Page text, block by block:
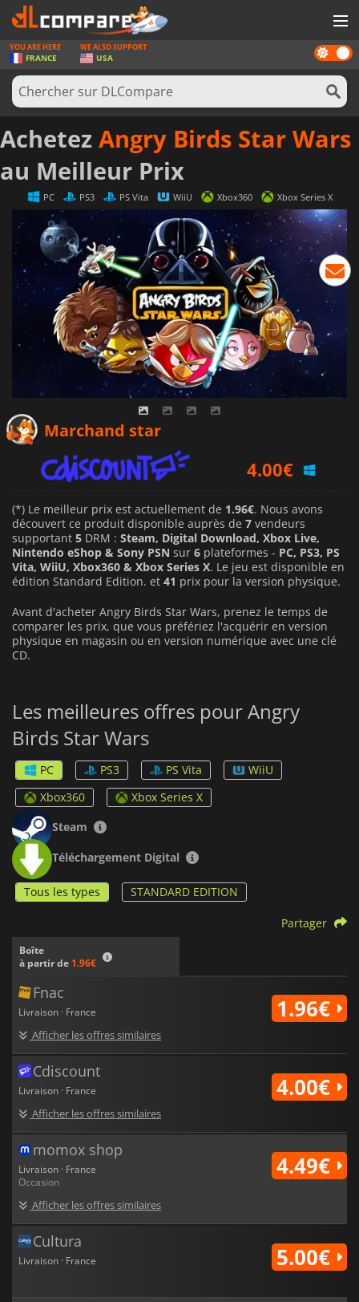
JEUX
CARTES PRÉPAYÉES
LOGICIELS
CONCOURS
MATÉRIEL
SE CONNECTER OU S'INSCRIRE
Dark
mode
YOU ARE HERE
FRANCE
WE ALSO SUPPORT
USA
Achetez Angry Birds Star Wars
au Meilleur Prix
PC PS3 PS Vita WiiU Xbox360 Xbox Series X
Marchand star
4.00€
4.49€
(*) Le meilleur prix est actuellement de 1.96€. Nous avons
découvert ce produit disponible auprès de 7 vendeurs
supportant 5 DRM : Steam, Digital Download, Xbox Live,
Nintendo eShop & Sony PSN sur 6 plateformes - PC, PS3, PS
Vita, WiiU, Xbox360 & Xbox Series X. Le jeu est disponible en
édition Standard Edition. et 41 prix pour la version physique.
Avant d'acheter Angry Birds Star Wars, prenez le temps de
comparer les prix, que vous préfériez l'acquérir en version
physique en magasin ou en version numérique avec une clé
CD.
Les meilleures offres pour Angry
Birds Star Wars
PC PS3 PS Vita
WiiU
Xbox360
Xbox Series X
Steam
Téléchargement Digital
Tous les types STANDARD EDITION
Boîte
à partir de 1.96€
Partager
Fnac
Livraison · France
Afficher les offres similaires
1.96€
Cdiscount
Livraison · France
Afficher les offres similaires
4.00€
momox shop
Livraison · France
Occasion
Afficher les offres similaires
4.49€
Cultura
Livraison · France 5.00€